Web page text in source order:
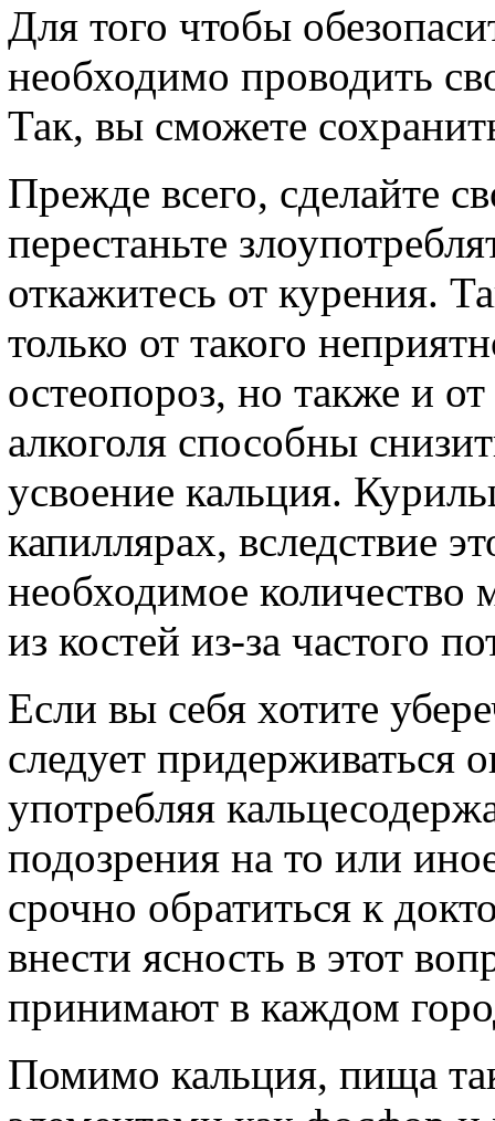
Для того чтобы
необходимо проводить
Так, вы сможете
Прежде всего, сделайте
перестаньте
откажитесь от курения.
только от такого
остеопороз, но также и
алкоголя способны
усвоение кальция.
капиллярах, вследствие
необходимое количество
из костей из-за частого
Если вы себя хотите
следует придерживаться
употребляя
подозрения на то или
срочно обратиться к
внести ясность в этот
принимают в каждом
Помимо кальция, пища